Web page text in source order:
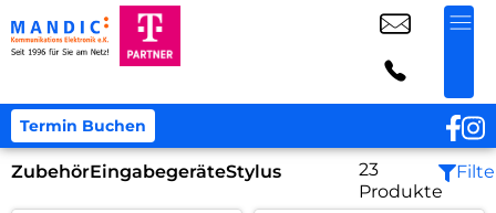
Termin Buchen
ZubehörEingabegeräteStylus
23
Produkte